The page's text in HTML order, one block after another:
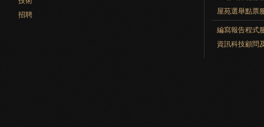
招聘
屋苑選舉點票
編寫報告程式
資訊科技顧問